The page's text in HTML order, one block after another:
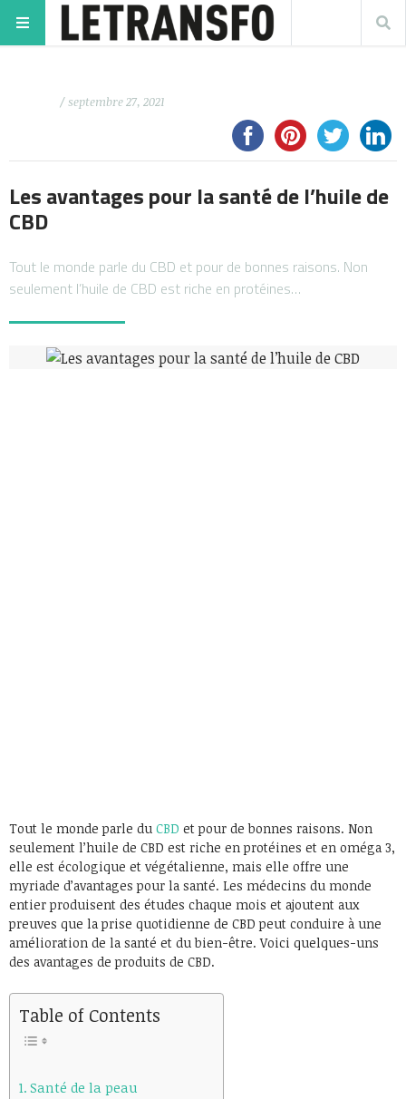
/ septembre 27, 2021
Les avantages pour la santé de l’huile de
CBD
Tout le monde parle du CBD et pour de bonnes raisons. Non
seulement l’huile de CBD est riche en protéines…
Tout le monde parle du CBD et pour de bonnes raisons. Non
seulement l’huile de CBD est riche en protéines et en oméga 3,
elle est écologique et végétalienne, mais elle offre une
myriade d’avantages pour la santé. Les médecins du monde
entier produisent des études chaque mois et ajoutent aux
preuves que la prise quotidienne de CBD peut conduire à une
amélioration de la santé et du bien-être. Voici quelques-uns
des avantages de produits de CBD.
Table of Contents
Santé de la peau